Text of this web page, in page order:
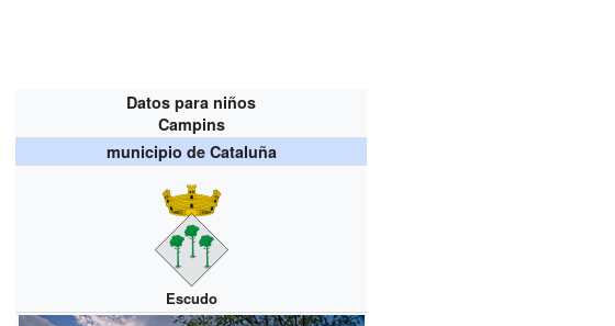
Datos para niños
Campins
municipio de Cataluña
Escudo